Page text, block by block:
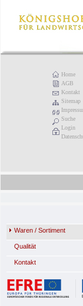
Home
AGB
Kontakt
Sitemap
Suche
Login
Waren / Sortiment
Qualität
Kontakt